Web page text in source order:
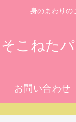
身のまわりの
こねた
お問い合わせ